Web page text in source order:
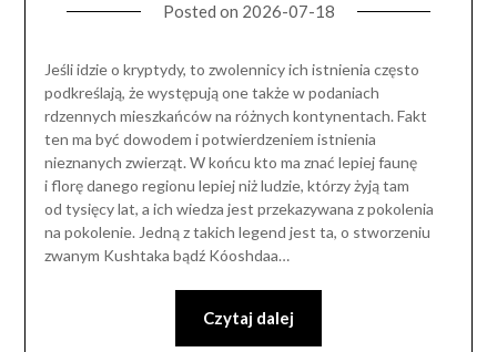
Posted on 2026-07-18
Jeśli idzie o kryptydy, to zwolennicy ich istnienia często
podkreślają, że występują one także w podaniach
rdzennych mieszkańców na różnych kontynentach. Fakt
ten ma być dowodem i potwierdzeniem istnienia
nieznanych zwierząt. W końcu kto ma znać lepiej faunę
i florę danego regionu lepiej niż ludzie, którzy żyją tam
od tysięcy lat, a ich wiedza jest przekazywana z pokolenia
na pokolenie. Jedną z takich legend jest ta, o stworzeniu
zwanym Kushtaka bądź Kóoshdaa…
Czytaj dalej